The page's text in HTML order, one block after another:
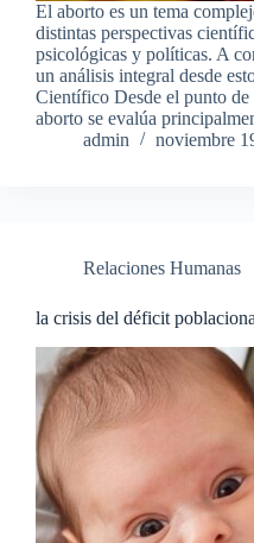
El aborto es un tema
distintas perspectivas
psicológicas y políticas. A
un análisis integral desde
Científico Desde el punto
aborto se evalúa
admin
noviembre
Relaciones Humanas
la crisis del déficit